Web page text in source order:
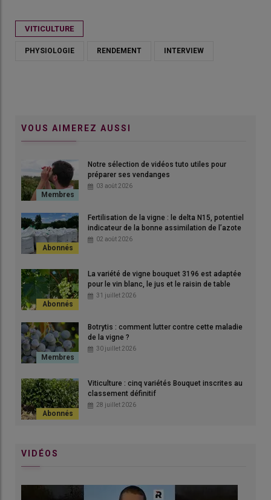
Le filage touche de plus en plus de vignes et occasionne des
pertes de rendements.
© N. Dutour
Depuis quand et dans quelles régions
Lefilage est décrit depuis longtemps dans la littérature, il y en
qu’il y a des dégâts. C’est le cas en
Bourgogne
VITICULTURE
PHYSIOLOGIE RENDEMENT INTERVIEW
VOUS AIMEREZ AUSSI
Notre sélection de vidéos tuto utiles pour
préparer ses vendanges
03 août 2026
Fertilisation de la vigne : le delta N15, potentiel
indicateur de la bonne assimilation de l’azote
02 août 2026
La variété de vigne bouquet 3196 est adaptée
pour le vin blanc, le jus et le raisin de table
31 juillet 2026
Botrytis : comment lutter contre cette maladie
de la vigne ?
30 juillet 2026
Viticulture : cinq variétés Bouquet inscrites au
classement définitif
28 juillet 2026
VIDÉOS